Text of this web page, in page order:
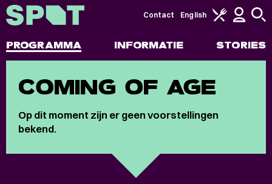
PROGRAMMA INFORMATIE STORIES
Contact English
COMING OF AGE
Op dit moment zijn er geen voorstellingen
bekend.